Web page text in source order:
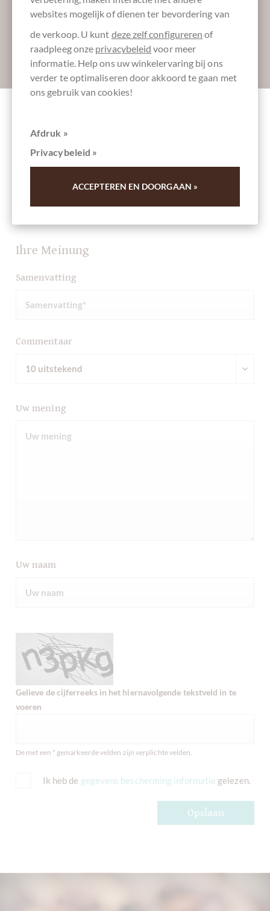
Absenden
Glückswürfel
Ihre Meinung
Samenvatting
Commentaar
Uw mening
Uw naam
Gelieve de cijferreeks in het hiernavolgende tekstveld in te
voeren
De met een * gemarkeerde velden zijn verplichte velden.
Ik heb de gegevens bescherming informatie gelezen.
Opslaan
websites mogelijk of dienen ter bevordering van
de verkoop. U kunt deze zelf configureren of
raadpleeg onze privacybeleid voor meer
informatie. Help ons uw winkelervaring bij ons
verder te optimaliseren door akkoord te gaan met
ons gebruik van cookies!
Afdruk »
Privacybeleid »
ACCEPTEREN EN DOORGAAN »